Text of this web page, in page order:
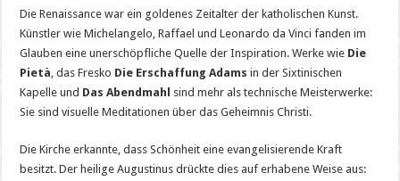
Die Renaissance war ein goldenes Zeitalter der katholischen Kunst.
Künstler wie Michelangelo, Raffael und Leonardo da Vinci fanden im
Glauben eine unerschöpfliche Quelle der Inspiration. Werke wie Die
Pietà, das Fresko Die Erschaffung Adams in der Sixtinischen
Kapelle und Das Abendmahl sind mehr als technische Meisterwerke:
Sie sind visuelle Meditationen über das Geheimnis Christi.
Die Kirche erkannte, dass Schönheit eine evangelisierende Kraft
besitzt. Der heilige Augustinus drückte dies auf erhabene Weise aus: